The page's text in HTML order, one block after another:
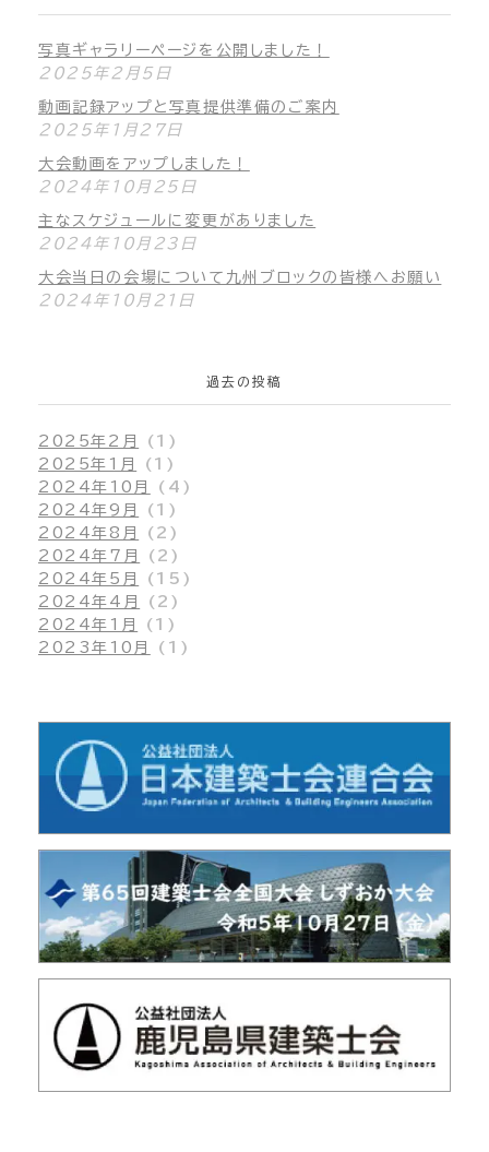
写真ギャラリーページを公開しました！
2025年2月5日
動画記録アップと写真提供準備のご案内
2025年1月27日
大会動画をアップしました！
2024年10月25日
主なスケジュールに変更がありました
2024年10月23日
大会当日の会場について九州ブロックの皆様へお願い
2024年10月21日
過去の投稿
2025年2月
(1)
2025年1月
(1)
2024年10月
(4)
2024年9月
(1)
2024年8月
(2)
2024年7月
(2)
2024年5月
(15)
2024年4月
(2)
2024年1月
(1)
2023年10月
(1)